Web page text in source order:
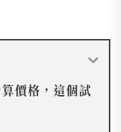
價格，這個試